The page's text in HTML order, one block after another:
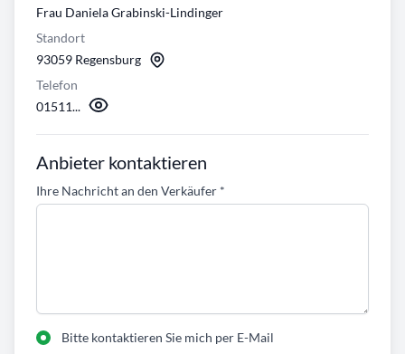
Frau Daniela Grabinski-Lindinger
Standort
93059 Regensburg
Telefon
01511...
Anbieter kontaktieren
Ihre Nachricht an den Verkäufer *
Bitte kontaktieren Sie mich per E-Mail